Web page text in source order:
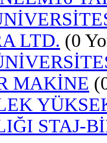
LTD. (0
MAKİNE
STAJ-